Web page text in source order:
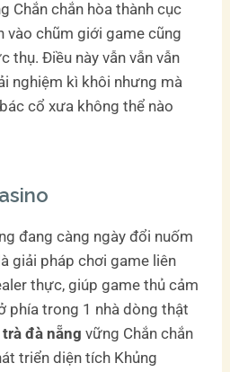
Chắn chắn hòa thành cục
vào chũm giới game cũng
thụ. Điều này vẫn vẫn vẫn
nghiệm kì khôi nhưng mà
cổ xưa không thể nào
đang càng ngày đổi nuốm
giải pháp chơi game liên
thực, giúp game thủ cảm
phía trong 1 nhà dòng thật
đà nẵng vững Chắn chắn
triển diện tích Khủng